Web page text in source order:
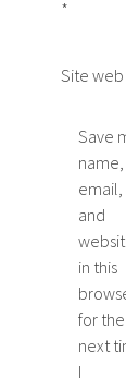
*
Site web
Save
name,
email,
and
in this
for the
next
I